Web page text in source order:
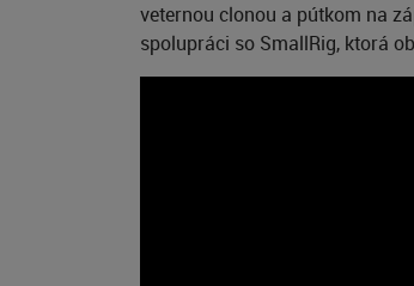
veternou clonou a pútkom na
spolupráci so SmallRig, ktorá